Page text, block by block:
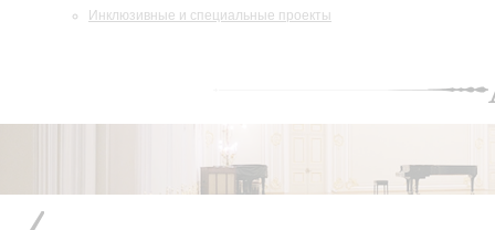
Инклюзивные и специальные проекты